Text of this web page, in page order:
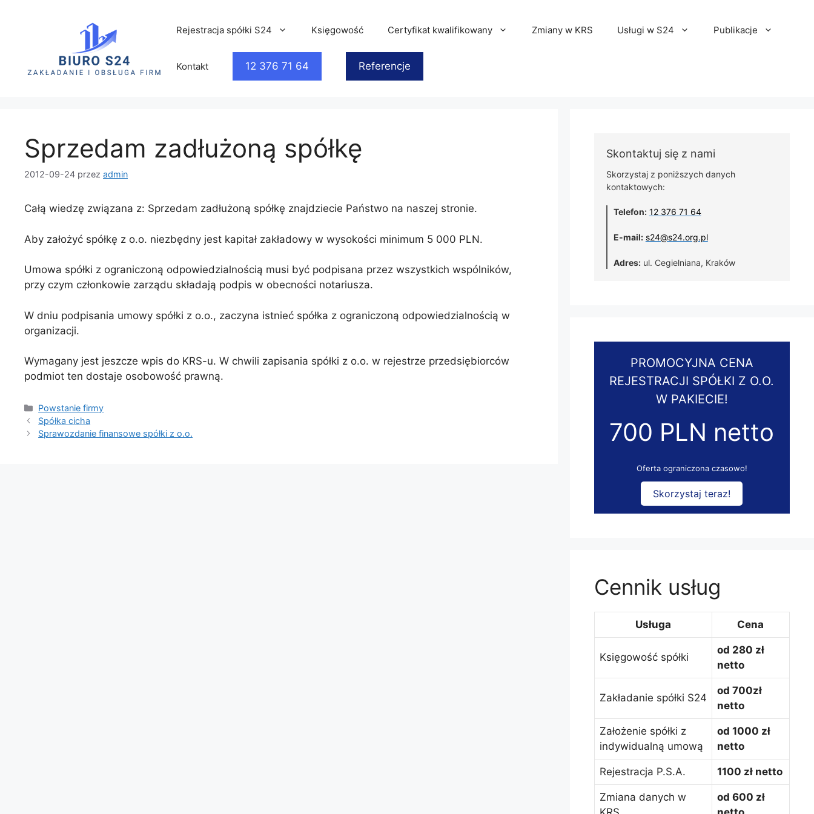
Rejestracja spółki S24 Księgowość Certyfikat kwalifikowany Zmiany w KRS Usługi w S24 Publikacje
Kontakt 12 376 71 64 Referencje
Sprzedam zadłużoną spółkę
2012-09-24 przez admin
Całą wiedzę związana z: Sprzedam zadłużoną spółkę znajdziecie Państwo na naszej stronie.
Aby założyć spółkę z o.o. niezbędny jest kapitał zakładowy w wysokości minimum 5 000 PLN.
Umowa spółki z ograniczoną odpowiedzialnością musi być podpisana przez wszystkich wspólników,
przy czym członkowie zarządu składają podpis w obecności notariusza.
W dniu podpisania umowy spółki z o.o., zaczyna istnieć spółka z ograniczoną odpowiedzialnością w
organizacji.
Wymagany jest jeszcze wpis do KRS-u. W chwili zapisania spółki z o.o. w rejestrze przedsiębiorców
podmiot ten dostaje osobowość prawną.
Powstanie firmy
Spółka cicha
Sprawozdanie finansowe spółki z o.o.
Skontaktuj się z nami
Skorzystaj z poniższych danych
kontaktowych:
Telefon: 12 376 71 64
E-mail: s24@s24.org.pl
Adres:ul. Cegielniana, Kraków
PROMOCYJNA CENA
REJESTRACJI SPÓŁKI Z O.O.
W PAKIECIE!
700 PLN netto
Oferta ograniczona czasowo!
Skorzystaj teraz!
Cennik usług
Usługa Cena
Księgowość spółki
od 280 zł
netto
Zakładanie spółki S24
od 700zł
netto
Założenie spółki z
indywidualną umową
od 1000 zł
netto
Rejestracja P.S.A. 1100 zł netto
Zmiana danych w
od 600 zł